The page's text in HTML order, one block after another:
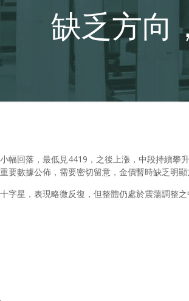
缺乏方向
幅回落，最低見4419，之後上漲，中段持續
要數據公佈，需要密切留意，金價暫時缺乏明顯
字星，表現略微反復，但整體仍處於震蕩調整